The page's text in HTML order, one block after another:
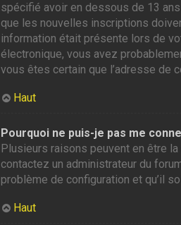
spécifié avoir en dessous de 13
que les nouvelles inscriptions
information était présente lors de
électronique, vous avez
vous êtes certain que l’adresse de
Haut
Pourquoi ne puis-je pas me
Plusieurs raisons peuvent en être
contactez un administrateur du
problème de configuration et qu’il
Haut